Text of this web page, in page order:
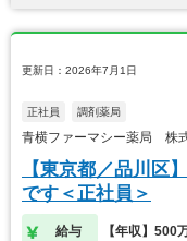
更新日：2026年7月1日
正社員 調剤薬局
青横ファーマシー薬局 株
【東京都／品川区
です＜正社員＞
給与 【年収】500